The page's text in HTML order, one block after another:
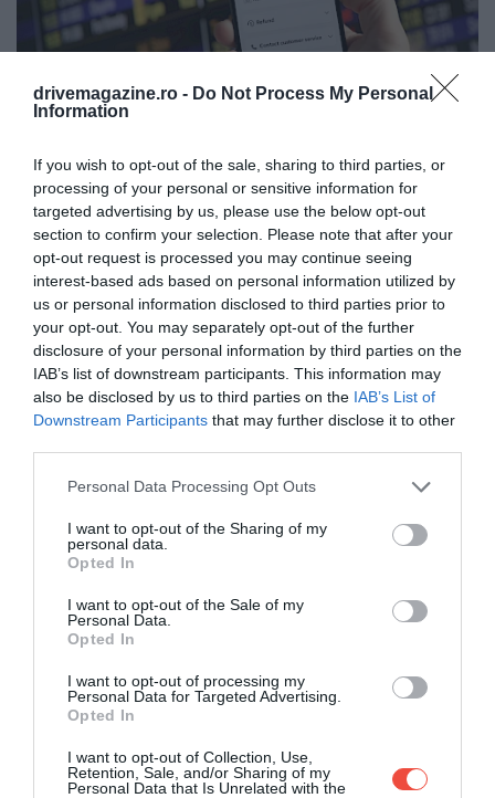
drivemagazine.ro - Do Not Process My Personal
Information
If you wish to opt-out of the sale, sharing to third parties, or
processing of your personal or sensitive information for
targeted advertising by us, please use the below opt-out
section to confirm your selection. Please note that after your
opt-out request is processed you may continue seeing
interest-based ads based on personal information utilized by
us or personal information disclosed to third parties prior to
your opt-out. You may separately opt-out of the further
disclosure of your personal information by third parties on the
IAB’s list of downstream participants. This information may
also be disclosed by us to third parties on the IAB’s List of
Downstream Participants that may further disclose it to other
Please note that this website/app uses one or more Google
not limited to your visit or usage behaviour. You may click to
grant or deny consent to Google and its third-party tags to
use your data for below specified purposes in below Google
consent section.
Personal Data Processing Opt Outs
I want to opt-out of the Sharing of my
personal data.
Opted In
I want to opt-out of the Sale of my
Personal Data.
Opted In
I want to opt-out of processing my
Personal Data for Targeted Advertising.
Opted In
I want to opt-out of Collection, Use,
Retention, Sale, and/or Sharing of my
Personal Data that Is Unrelated with the
Foto:Shutterstock
AeroportulParis Charles de Gaulle a avut cele mai